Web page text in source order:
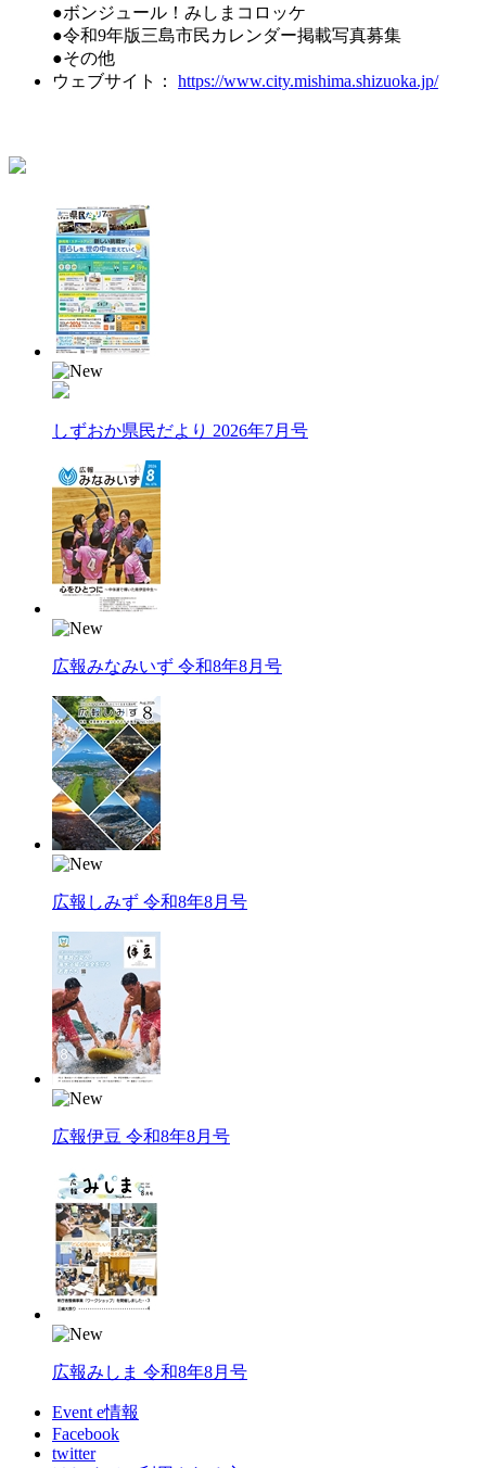
●ボンジュール！みしまコロッケ
●令和9年版三島市民カレンダー掲載写真募集
●その他
ウェブサイト： https://www.city.mishima.shizuoka.jp/
しずおか県民だより 2026年7月号
広報みなみいず 令和8年8月号
広報しみず 令和8年8月号
広報伊豆 令和8年8月号
広報みしま 令和8年8月号
Event e情報
Facebook
twitter